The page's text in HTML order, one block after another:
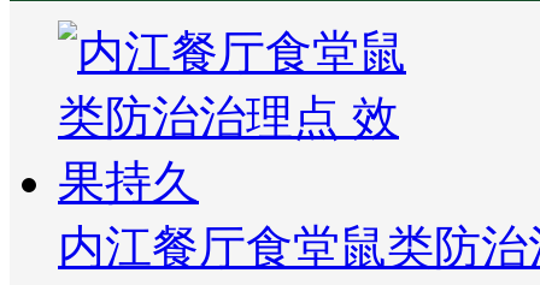
内江餐厅食堂鼠类防